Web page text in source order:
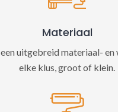
Materiaal
uitgebreid materiaal- en
elke klus, groot of klein.